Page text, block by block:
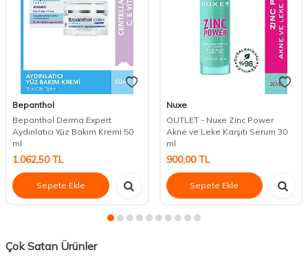
Bepanthol
Bepanthol Derma Expert
Aydınlatıcı Yüz Bakım Kremi 50
ml
1.062,50TL
Sepete Ekle
Nuxe
OUTLET - Nuxe Zinc Power
Akne ve Leke Karşıtı Serum 30
ml
900,00TL
Sepete Ekle
Çok Satan Ürünler